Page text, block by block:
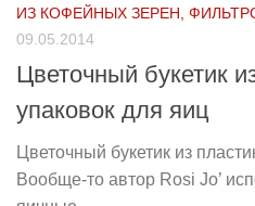
ИЗ КОФЕЙНЫХ ЗЕРЕН,
09.05.2014
Цветочный букетик
упаковок для яиц
Цветочный букетик из
Вообще-то автор Rosi Jo’